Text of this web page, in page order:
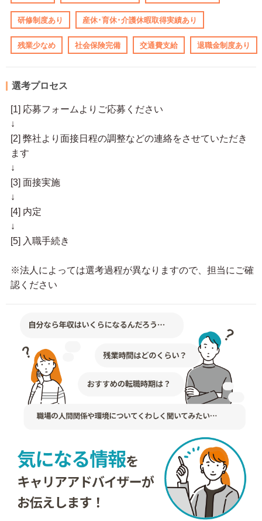
研修制度あり 産休･育休･介護休暇取得実績あり
残業少なめ 社会保険完備 交通費支給 退職金制度あり
選考プロセス
[1] 応募フォームよりご応募ください
↓
[2] 弊社より面接日程の調整などの連絡をさせていただき
ます
↓
[3] 面接実施
↓
[4] 内定
↓
[5] 入職手続き
※法人によっては選考過程が異なりますので、担当にご確
認ください